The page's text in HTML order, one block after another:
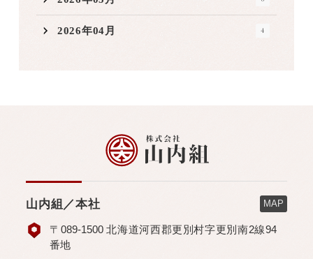
2026年04月 4
MAP
山内組／本社
〒089-1500 北海道河西郡更別村字更別南2線94
番地